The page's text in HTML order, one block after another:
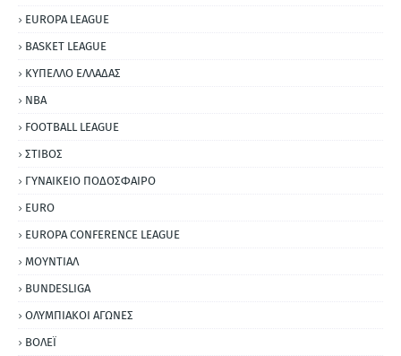
EUROPA LEAGUE
BASKET LEAGUE
ΚΥΠΕΛΛΟ ΕΛΛΑΔΑΣ
NBA
FOOTBALL LEAGUE
ΣΤΙΒΟΣ
ΓΥΝΑΙΚΕΙΟ ΠΟΔΟΣΦΑΙΡΟ
EURO
EUROPA CONFERENCE LEAGUE
ΜΟΥΝΤΙΑΛ
BUNDESLIGA
ΟΛΥΜΠΙΑΚΟΙ ΑΓΩΝΕΣ
ΒΟΛΕΪ